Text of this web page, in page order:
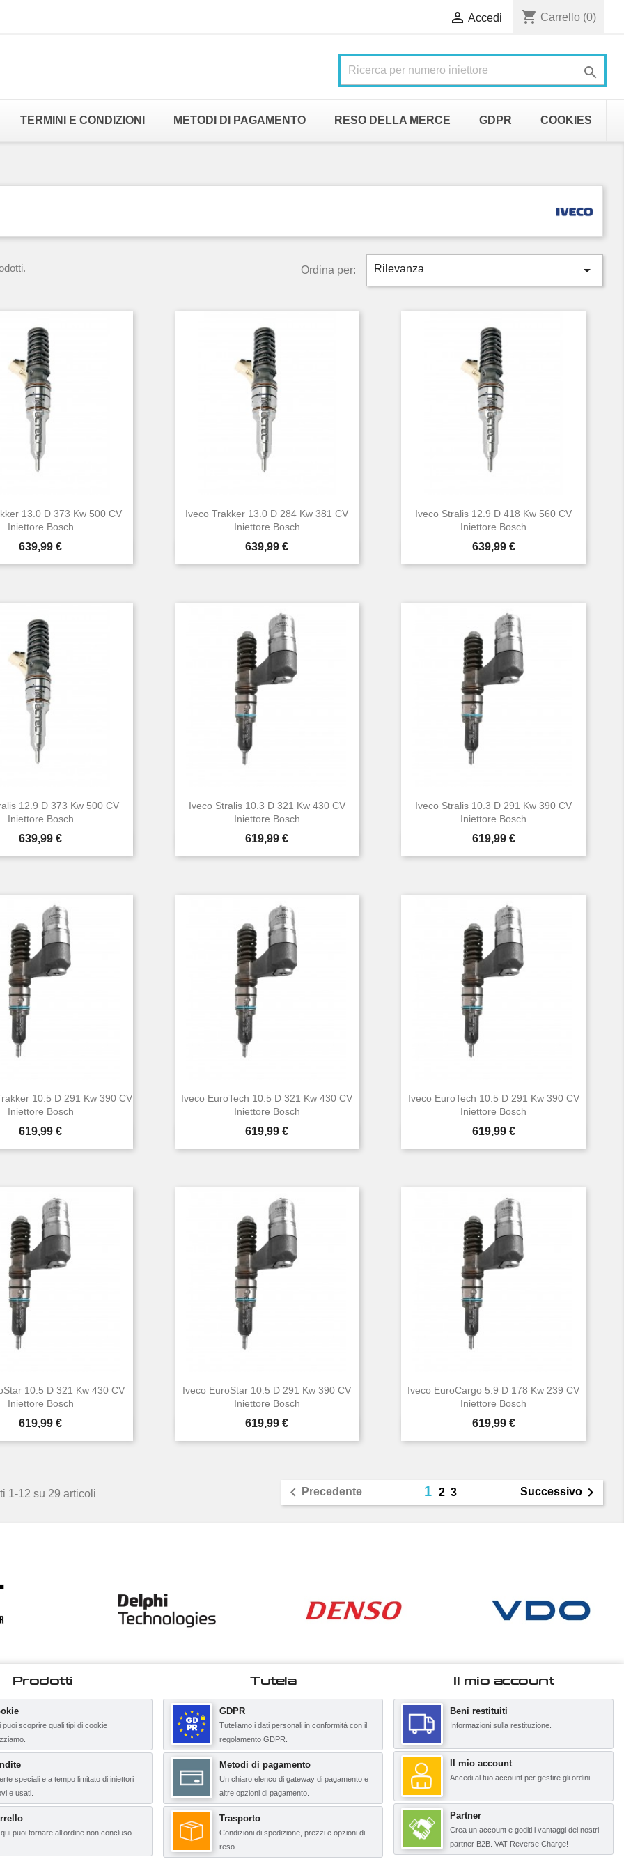
 Accedi shopping_cart Carrello (0)

TERMINI E CONDIZIONI METODI DI PAGAMENTO RESO DELLA MERCE GDPR COOKIES
Ordina per: Rilevanza 
13.0 D 373 Kw 500 CV
Iniettore Bosch
Prezzo
639,99 €
 Anteprima
Iveco Trakker 13.0 D 284 Kw 381 CV
Iniettore Bosch
Prezzo
639,99 €
 Anteprima
Iveco Stralis 12.9 D 418 Kw 560 CV
Iniettore Bosch
Prezzo
639,99 €
 Anteprima
12.9 D 373 Kw 500 CV
Iniettore Bosch
Prezzo
639,99 €
Anteprima
Iveco Stralis 10.3 D 321 Kw 430 CV
Iniettore Bosch
Prezzo
619,99 €
Anteprima
Iveco Stralis 10.3 D 291 Kw 390 CV
Iniettore Bosch
Prezzo
619,99 €
Anteprima
10.5 D 291 Kw 390 CV
Iniettore Bosch
Prezzo
619,99 €
 Anteprima
Iveco EuroTech 10.5 D 321 Kw 430 CV
Iniettore Bosch
Prezzo
619,99 €
 Anteprima
Iveco EuroTech 10.5 D 291 Kw 390 CV
Iniettore Bosch
Prezzo
619,99 €
 Anteprima
10.5 D 321 Kw 430 CV
Iniettore Bosch
Prezzo
619,99 €
 Anteprima
Iveco EuroStar 10.5 D 291 Kw 390 CV
Iniettore Bosch
Prezzo
619,99 €
 Anteprima
Iveco EuroCargo 5.9 D 178 Kw 239 CV
Iniettore Bosch
Prezzo
619,99 €
 Anteprima
1-12 su 29 articoli  Precedente 123 Successivo
Prodotti
puoi scoprire quali tipi di cookie
speciali e a tempo limitato di iniettori
e usati.
puoi tornare all’ordine non concluso.
Tutela
GDPR
Tuteliamo i dati personali in conformità con il
regolamento GDPR.
Metodi di pagamento
Un chiaro elenco di gateway di pagamento e
altre opzioni di pagamento.
Trasporto
Condizioni di spedizione, prezzi e opzioni di
reso.
Il mio account
Beni restituiti
Informazioni sulla restituzione.
Il mio account
Accedi al tuo account per gestire gli ordini.
Partner
Crea un account e goditi i vantaggi dei nostri
partner B2B. VAT Reverse Charge!
(4 items)